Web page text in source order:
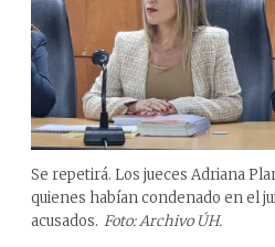
Se repetirá. Los jueces Adriana
quienes habían condenado en el
acusados. Foto: Archivo ÚH.